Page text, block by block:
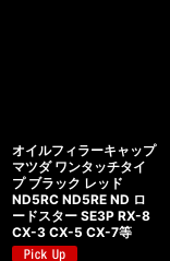
オイルフィラーキャップ
マツダ ワンタッチタイ
プ ブラック レッド
ND5RC ND5RE ND ロ
ードスター SE3P RX-8
CX-3 CX-5 CX-7等